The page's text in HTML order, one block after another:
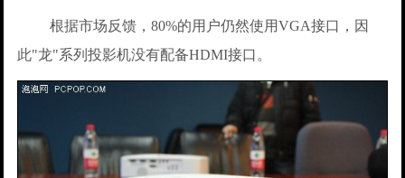
根据市场反馈，80%的用户仍然使用VGA接口，因
此"龙"系列投影机没有配备HDMI接口。